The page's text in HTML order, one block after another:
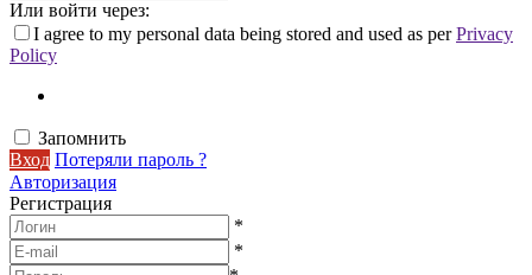
Или войти через:
I agree to my personal data being stored and used as perPrivacy
Policy
Запомнить
Вход Потеряли пароль ?
Авторизация
Регистрация
*
*